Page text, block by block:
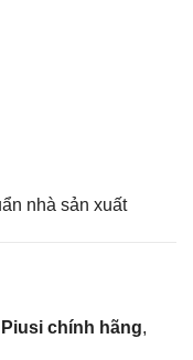
nhà sản xuất
chính hãng,